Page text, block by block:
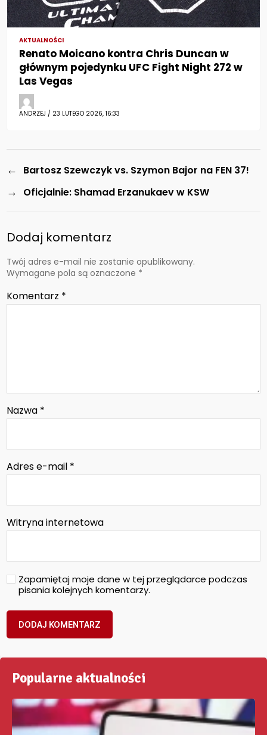
AKTUALNOŚCI
Renato Moicano kontra Chris Duncan w
głównym pojedynku UFC Fight Night 272 w
Las Vegas
ANDRZEJ / 23 LUTEGO 2026, 16:33
← Bartosz Szewczyk vs. Szymon Bajor na FEN 37!
→ Oficjalnie: Shamad Erzanukaev w KSW
Dodaj komentarz
Twój adres e-mail nie zostanie opublikowany.
Wymagane pola są oznaczone *
Komentarz *
Nazwa *
Adres e-mail *
Witryna internetowa
Zapamiętaj moje dane w tej przeglądarce podczas
pisania kolejnych komentarzy.
Popularne aktualności